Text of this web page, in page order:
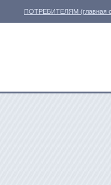
ПОТРЕБИТЕЛЯМ (главная